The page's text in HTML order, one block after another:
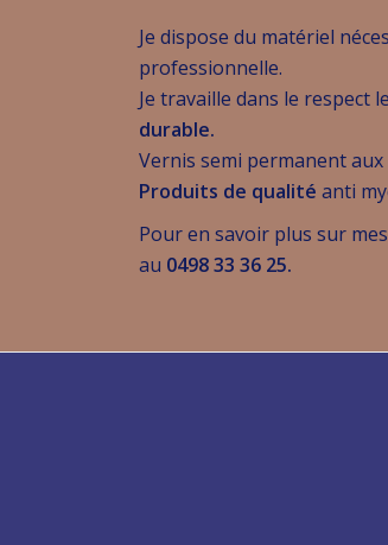
Je dispose du matériel
professionnelle.
Je travaille dans le respect
durable.
Vernis semi permanent
Produits de qualité anti
Pour en savoir plus sur
au 0498 33 36 25.